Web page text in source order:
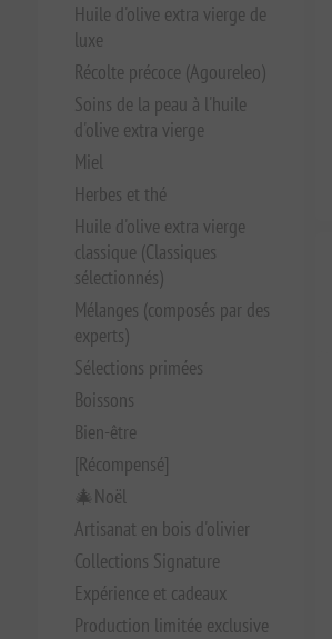
Huile d'olive extra vierge de
luxe
Récolte précoce (Agoureleo)
Soins de la peau à l'huile
d'olive extra vierge
Miel
Herbes et thé
Huile d'olive extra vierge
classique (Classiques
sélectionnés)
Mélanges (composés par des
experts)
Sélections primées
Boissons
Bien-être
[Récompensé]
🎄Noël
Artisanat en bois d'olivier
Collections Signature
Expérience et cadeaux
Production limitée exclusive